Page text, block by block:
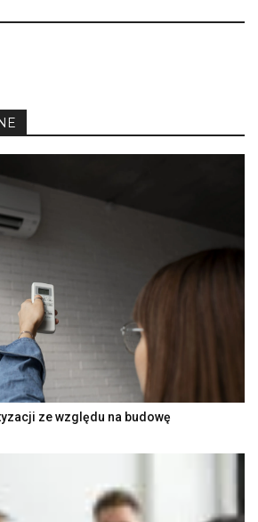
ze względu na budowę